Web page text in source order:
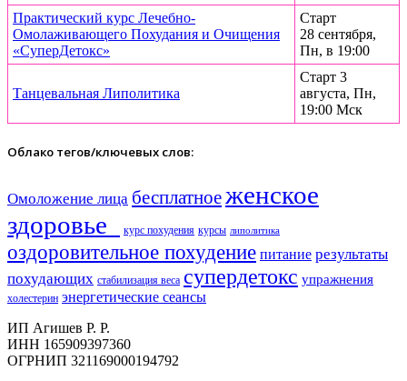
Практический курс Лечебно-
Омолаживающего Похудания и Очищения
«СуперДетокс»
Старт
28 сентября,
Пн, в 19:00
Танцевальная Липолитика
Старт 3
августа, Пн,
19:00 Мск
Облако тегов/ключевых слов:
Омоложение лица бесплатноеженское
здоровье​
курс похудения курсы липолитика
оздоровительное похудение питание результаты
похудающих стабилизация веса супердетокс упражнения
холестерин энергетические сеансы
ИП Агишев Р. Р.
ИНН 165909397360
ОГРНИП 321169000194792